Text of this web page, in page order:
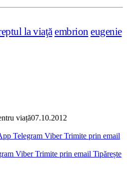
la viaţăembrion eugenie
viață07.10.2012
Telegram Viber Trimite prin email
Viber Trimite prin email Tipărește